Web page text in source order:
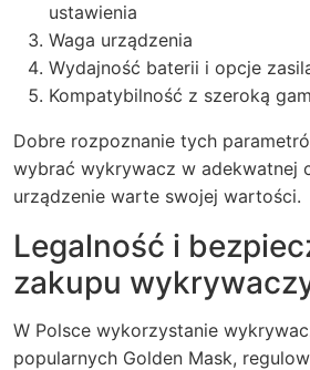
ustawienia
Waga urządzenia
Wydajność baterii i opcje
Kompatybilność z szeroką
Dobre rozpoznanie tych
wybrać wykrywacz w adekwatnej
urządzenie warte swojej wartości.
Legalność i
zakupu
W Polsce wykorzystanie
popularnych Golden Mask,